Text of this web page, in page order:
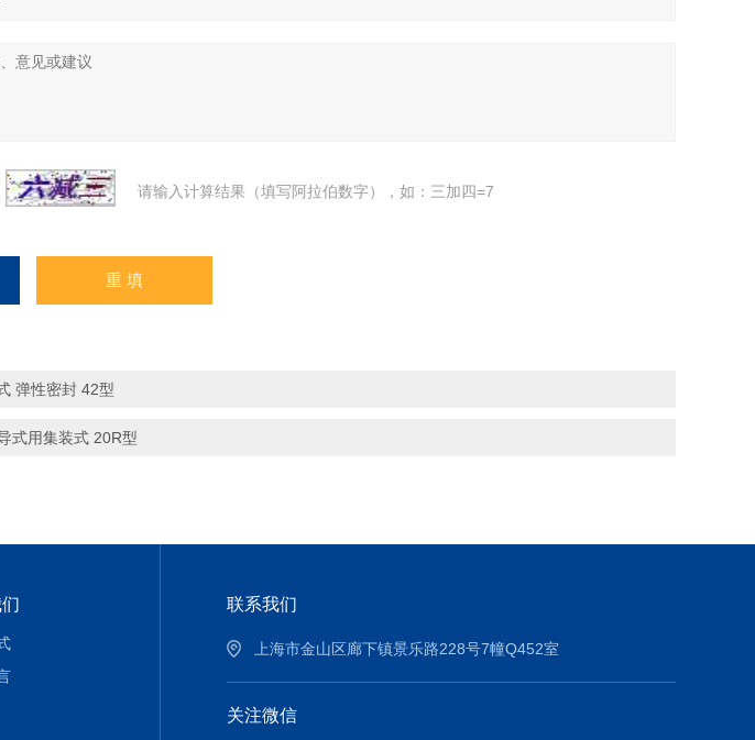
请输入计算结果（填写阿拉伯数字），如：三加四=7
弹性密封 42型
式用集装式 20R型
联系我们
上海市金山区廊下镇景乐路228号7幢Q452室
关注微信